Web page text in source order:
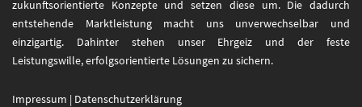
zukunftsorientierte Konzepte und setzen diese um. Die dadurch
entstehende Marktleistung macht uns unverwechselbar und
einzigartig. Dahinter stehen unser Ehrgeiz und der feste
Leistungswille, erfolgsorientierte Lösungen zu sichern.
Impressum | Datenschutzerklärung